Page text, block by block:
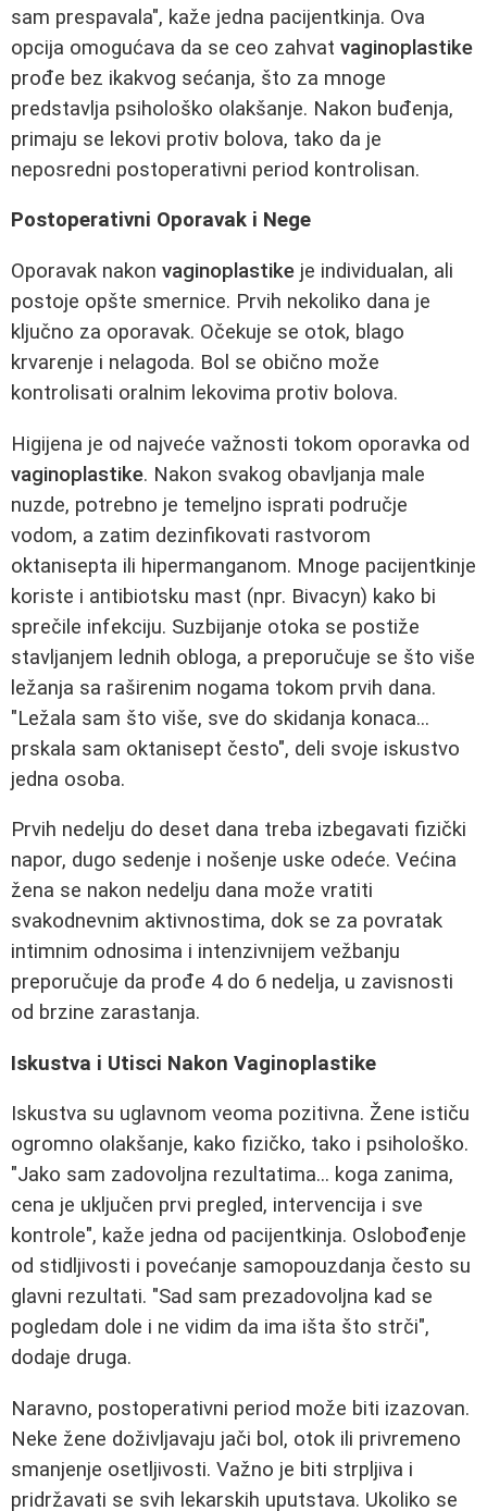
sam prespavala", kaže jedna pacijentkinja. Ova
opcija omogućava da se ceo zahvat vaginoplastike
prođe bez ikakvog sećanja, što za mnoge
predstavlja psihološko olakšanje. Nakon buđenja,
primaju se lekovi protiv bolova, tako da je
neposredni postoperativni period kontrolisan.
Postoperativni Oporavak i Nege
Oporavak nakon vaginoplastike je individualan, ali
postoje opšte smernice. Prvih nekoliko dana je
ključno za oporavak. Očekuje se otok, blago
krvarenje i nelagoda. Bol se obično može
kontrolisati oralnim lekovima protiv bolova.
Higijena je od najveće važnosti tokom oporavka od
vaginoplastike. Nakon svakog obavljanja male
nuzde, potrebno je temeljno isprati područje
vodom, a zatim dezinfikovati rastvorom
oktanisepta ili hipermanganom. Mnoge pacijentkinje
koriste i antibiotsku mast (npr. Bivacyn) kako bi
sprečile infekciju. Suzbijanje otoka se postiže
stavljanjem lednih obloga, a preporučuje se što više
ležanja sa raširenim nogama tokom prvih dana.
"Ležala sam što više, sve do skidanja konaca...
prskala sam oktanisept često", deli svoje iskustvo
jedna osoba.
Prvih nedelju do deset dana treba izbegavati fizički
napor, dugo sedenje i nošenje uske odeće. Većina
žena se nakon nedelju dana može vratiti
svakodnevnim aktivnostima, dok se za povratak
intimnim odnosima i intenzivnijem vežbanju
preporučuje da prođe 4 do 6 nedelja, u zavisnosti
od brzine zarastanja.
Iskustva i Utisci Nakon Vaginoplastike
Iskustva su uglavnom veoma pozitivna. Žene ističu
ogromno olakšanje, kako fizičko, tako i psihološko.
"Jako sam zadovoljna rezultatima... koga zanima,
cena je uključen prvi pregled, intervencija i sve
kontrole", kaže jedna od pacijentkinja. Oslobođenje
od stidljivosti i povećanje samopouzdanja često su
glavni rezultati. "Sad sam prezadovoljna kad se
pogledam dole i ne vidim da ima išta što strči",
dodaje druga.
Naravno, postoperativni period može biti izazovan.
Neke žene doživljavaju jači bol, otok ili privremeno
smanjenje osetljivosti. Važno je biti strpljiva i
pridržavati se svih lekarskih uputstava. Ukoliko se